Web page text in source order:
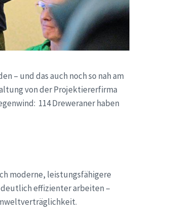
– und das auch noch so nah am
von der Projektiererfirma
114 Dreweraner haben
moderne, leistungsfähigere
effizienter arbeiten –